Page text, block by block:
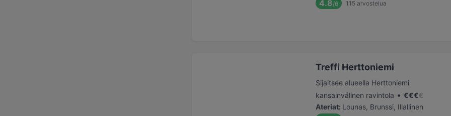
4.8/6 115 arvostelua
Treffi Herttoniemi
Sijaitsee alueella Herttoniemi
kansainvälinen ravintola • €€€€
Ateriat: Lounas, Brunssi, Illallinen